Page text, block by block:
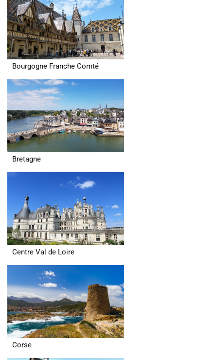
Bourgogne Franche Comté
Bretagne
Centre Val de Loire
Corse